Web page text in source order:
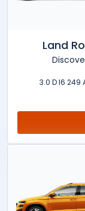
Land
3.0 D I6 249